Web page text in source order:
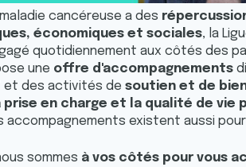
cancéreuse a des
économiques et sociales, la
quotidiennement aux côtés des
une offre d'accompagnements
et des activités de soutien et de
prise en charge et la qualité de vie
accompagnements existent aussi
sommes à vos côtés pour vous